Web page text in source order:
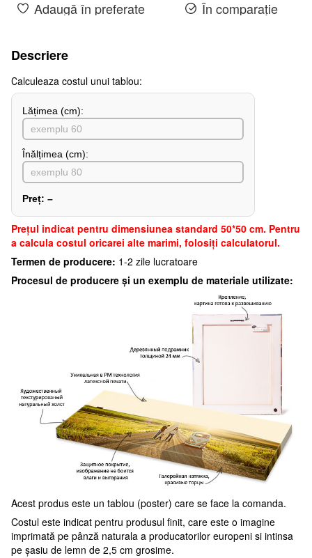
Adaugă în preferate În comparație
Descriere
Сalculeaza costul unui tablou:
Lățimea (сm):
Înălțimea (cm):
Preț: –
Preţul indicat pentru dimensiunea standard 50*50 cm. Pentru
a calcula costul oricarei alte marimi, folosiți calculatorul.
Termen de producere: 1-2 zile lucratoare
Procesul de producere și un exemplu de materiale utilizate:
Acest produs este un tablou (poster) care se face la comanda.
Costul este indicat pentru produsul finit, care este o imagine
imprimată pe pânză naturala a producatorilor europeni si intinsa
pe șasiu de lemn de 2,5 cm grosime.